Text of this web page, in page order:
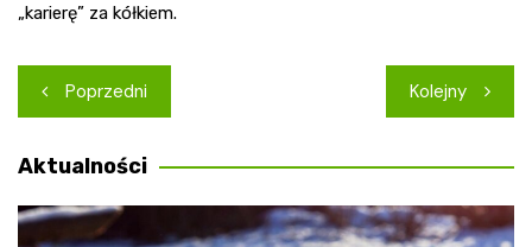
„karierę” za kółkiem.
Nawigacja
wpisu
Poprzedni Kolejny
Aktualności